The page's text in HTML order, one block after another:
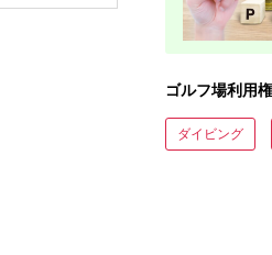
ゴルフ場利用
ダイビング